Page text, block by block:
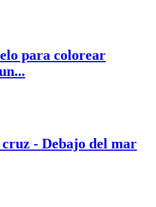
para colorear
- Debajo del mar